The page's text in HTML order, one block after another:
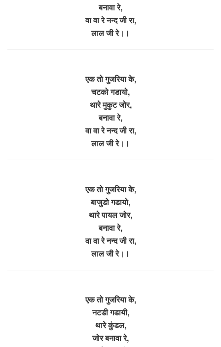
बनावा रे,
वा वा रे नन्द जी रा,
लाल जी रे।।
एक तो गुजरिया के,
चटको गडायो,
थारे मुकुट जोर,
बनावा रे,
वा वा रे नन्द जी रा,
लाल जी रे।।
एक तो गुजरिया के,
बाजुडो गडायो,
थारे पायल जोर,
बनावा रे,
वा वा रे नन्द जी रा,
लाल जी रे।।
एक तो गुजरिया के,
नटडी गडायी,
थारे कुंडल,
जोर बनावा रे,